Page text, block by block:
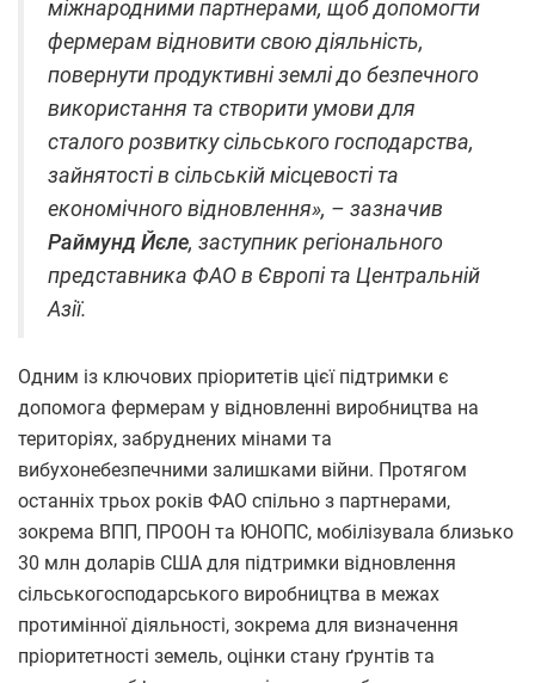
міжнародними партнерами, щоб допомогти
фермерам відновити свою діяльність,
повернути продуктивні землі до безпечного
використання та створити умови для
сталого розвитку сільського господарства,
зайнятості в сільській місцевості та
економічного відновлення», – зазначив
Раймунд Йєле, заступник регіонального
представника ФАО в Європі та Центральній
Азії.
Одним із ключових пріоритетів цієї підтримки є
допомога фермерам у відновленні виробництва на
територіях, забруднених мінами та
вибухонебезпечними залишками війни. Протягом
останніх трьох років ФАО спільно з партнерами,
зокрема ВПП, ПРООН та ЮНОПС, мобілізувала близько
30 млн доларів США для підтримки відновлення
сільськогосподарського виробництва в межах
протимінної діяльності, зокрема для визначення
пріоритетності земель, оцінки стану ґрунтів та